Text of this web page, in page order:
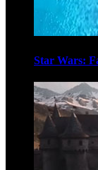
Star Wars: